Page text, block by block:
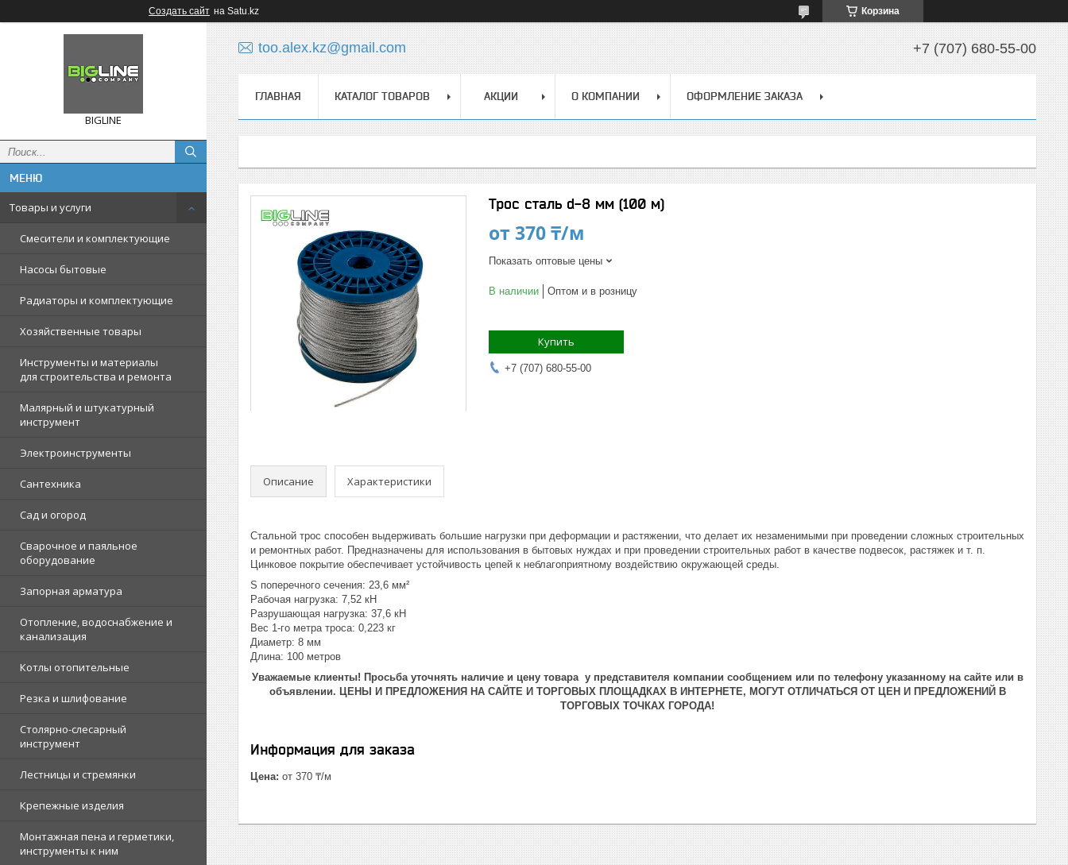
Создать сайт на Satu.kz Корзина
BIGLINE
Товары и услуги
Смесители и комплектующие
Насосы бытовые
Радиаторы и комплектующие
Хозяйственные товары
Инструменты и материалы
для строительства и ремонта
Малярный и штукатурный
инструмент
Электроинструменты
Сантехника
Сад и огород
Сварочное и паяльное
оборудование
Запорная арматура
Отопление, водоснабжение и
канализация
Котлы отопительные
Резка и шлифование
Столярно-слесарный
инструмент
Лестницы и стремянки
Крепежные изделия
Монтажная пена и герметики,
инструменты к ним
too.alex.kz@gmail.com +7 (707) 680-55-00
ГЛАВНАЯ КАТАЛОГ ТОВАРОВ АКЦИИ О КОМПАНИИ ОФОРМЛЕНИЕ ЗАКАЗА
Трос сталь d-8 мм (100 м)
от370 ₸/м
Показать оптовые цены
В наличии Оптом и в розницу
Купить
+7 (707) 680-55-00
Описание Характеристики
Стальной трос способен выдерживать большие нагрузки при деформации и растяжении, что делает их незаменимыми при проведении сложных строительных
и ремонтных работ. Предназначены для использования в бытовых нуждах и при проведении строительных работ в качестве подвесок, растяжек и т. п.
Цинковое покрытие обеспечивает устойчивость цепей к неблагоприятному воздействию окружающей среды.
S поперечного сечения: 23,6 мм²
Рабочая нагрузка: 7,52 кН
Разрушающая нагрузка: 37,6 кН
Вес 1-го метра троса: 0,223 кг
Диаметр: 8 мм
Длина: 100 метров
Уважаемые клиенты! Просьба уточнять наличие и цену товара у представителя компании сообщением или по телефону указанному на сайте или в
объявлении. ЦЕНЫ И ПРЕДЛОЖЕНИЯ НА САЙТЕ И ТОРГОВЫХ ПЛОЩАДКАХ В ИНТЕРНЕТЕ, МОГУТ ОТЛИЧАТЬСЯ ОТ ЦЕН И ПРЕДЛОЖЕНИЙ В
ТОРГОВЫХ ТОЧКАХ ГОРОДА!
Информация для заказа
Цена: от 370 ₸/м